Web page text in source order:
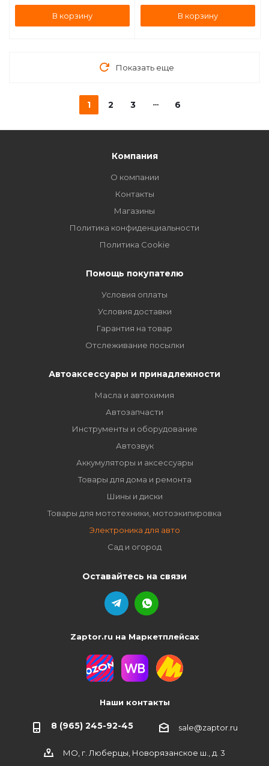
В корзину В корзину
Показать еще
1 2 3 6
Компания
О компании
Контакты
Магазины
Политика конфиденциальности
Политика Cookie
Помощь покупателю
Условия оплаты
Условия доставки
Гарантия на товар
Отслеживание посылки
Автоаксессуары и принадлежности
Масла и автохимия
Автозапчасти
Инструменты и оборудование
Автозвук
Аккумуляторы и аксессуары
Товары для дома и ремонта
Шины и диски
Товары для мототехники, мотоэкипировка
Электроника для авто
Сад и огород
Оставайтесь на связи
Zaptor.ru на Маркетплейсах
Наши контакты
8 (965) 245-92-45 sale@zaptor.ru
МО, г. Люберцы, Новорязанское ш., д. 3